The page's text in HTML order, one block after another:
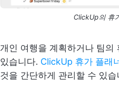
ClickUp의 휴
개인 여행을 계획하거나 팀의
있습니다. ClickUp 휴가 플래
것을 간단하게 관리할 수 있습